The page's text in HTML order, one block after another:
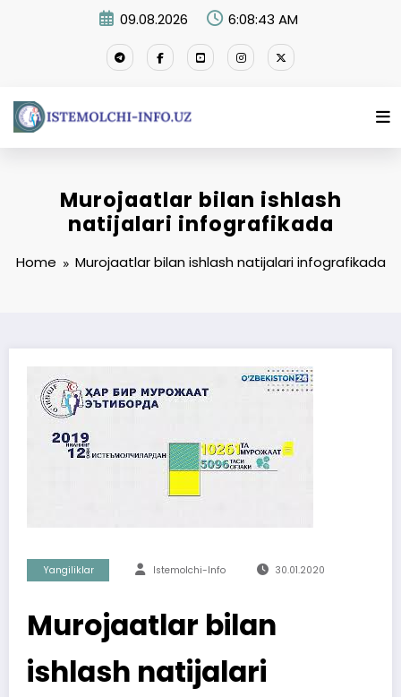
09.08.2026 6:08:43 AM
Murojaatlar bilan ishlash
natijalari infografikada
Home Murojaatlar bilan ishlash natijalari infografikada
Yangiliklar Istemolchi-Info 30.01.2020
Murojaatlar bilan
ishlash natijalari